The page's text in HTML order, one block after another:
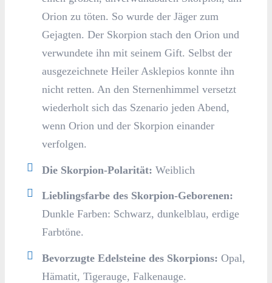
Orion zu töten. So wurde der Jäger zum
Gejagten. Der Skorpion stach den Orion und
verwundete ihn mit seinem Gift. Selbst der
ausgezeichnete Heiler Asklepios konnte ihn
nicht retten. An den Sternenhimmel versetzt
wiederholt sich das Szenario jeden Abend,
wenn Orion und der Skorpion einander
verfolgen.
Die Skorpion-Polarität: Weiblich
Lieblingsfarbe des Skorpion-Geborenen:
Dunkle Farben: Schwarz, dunkelblau, erdige
Farbtöne.
Bevorzugte Edelsteine des Skorpions: Opal,
Hämatit, Tigerauge, Falkenauge.